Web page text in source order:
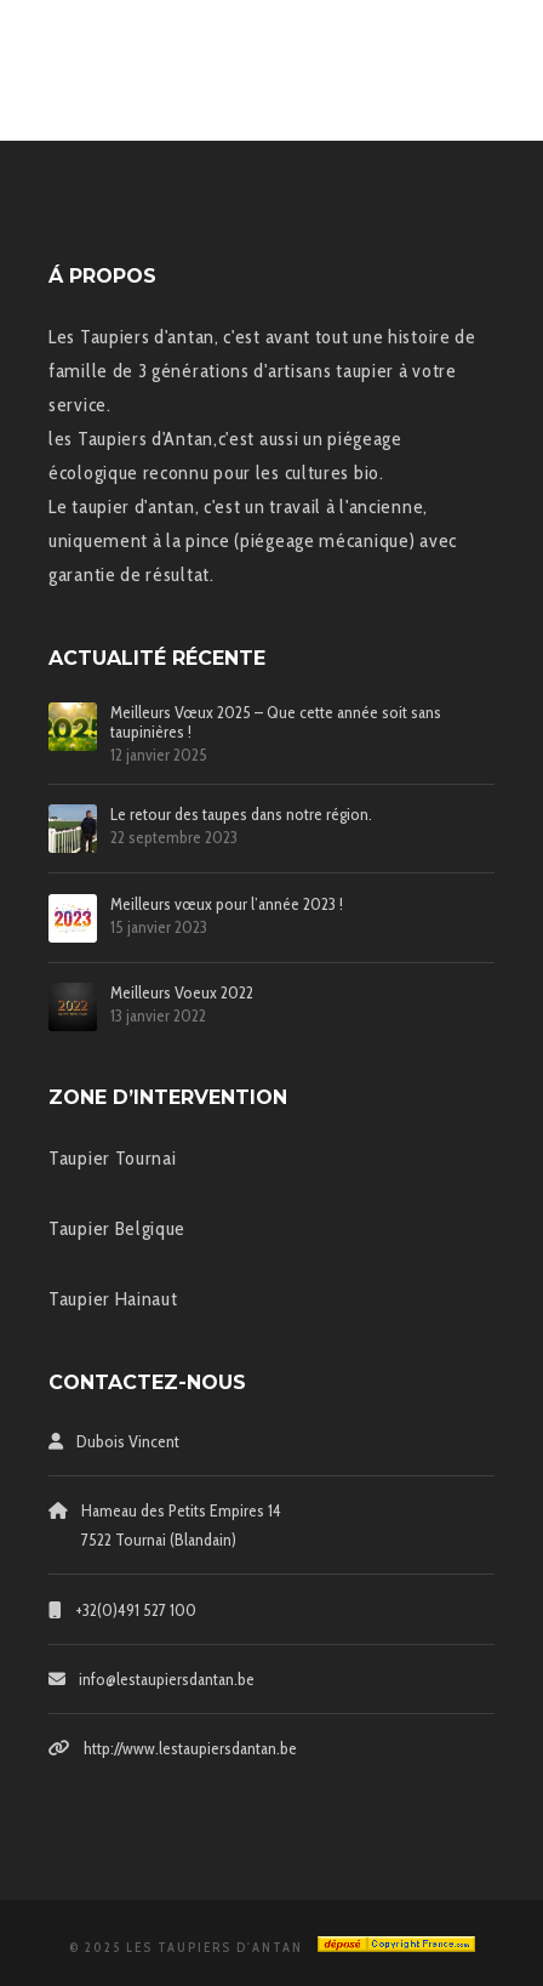
Á PROPOS
Les Taupiers d'antan, c'est avant tout une histoire de
famille de 3 générations d'artisans taupier à votre
service.
les Taupiers d'Antan,c'est aussi un piégeage
écologique reconnu pour les cultures bio.
Le taupier d'antan, c'est un travail à l'ancienne,
uniquement à la pince (piégeage mécanique) avec
garantie de résultat.
ACTUALITÉ RÉCENTE
Meilleurs Vœux 2025 – Que cette année soit sans
taupinières !
12 janvier 2025
Le retour des taupes dans notre région.
22 septembre 2023
Meilleurs vœux pour l’année 2023 !
15 janvier 2023
Meilleurs Voeux 2022
13 janvier 2022
ZONE D’INTERVENTION
Taupier Tournai
Taupier Belgique
Taupier Hainaut
CONTACTEZ-NOUS
Dubois Vincent
Hameau des Petits Empires 14
7522 Tournai (Blandain)
+32(0)491 527 100
info@lestaupiersdantan.be
http://www.lestaupiersdantan.be
© 2025 LES TAUPIERS D'ANTAN